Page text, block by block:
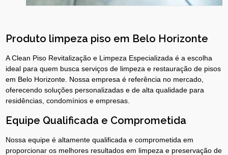
Produto limpeza piso em Belo Horizonte
A Clean Piso Revitalização e Limpeza Especializada é a escolha
ideal para quem busca serviços de limpeza e restauração de pisos
em Belo Horizonte. Nossa empresa é referência no mercado,
oferecendo soluções personalizadas e de alta qualidade para
residências, condomínios e empresas.
Equipe Qualificada e Comprometida
Nossa equipe é altamente qualificada e comprometida em
proporcionar os melhores resultados em limpeza e preservação de